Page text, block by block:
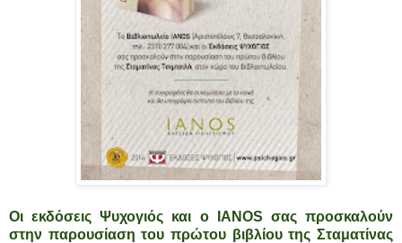
Οι εκδόσεις Ψυχογιός και ο IANOS σας προσκαλούν
στην παρουσίαση του πρώτου βιβλίου της Σταματίνας